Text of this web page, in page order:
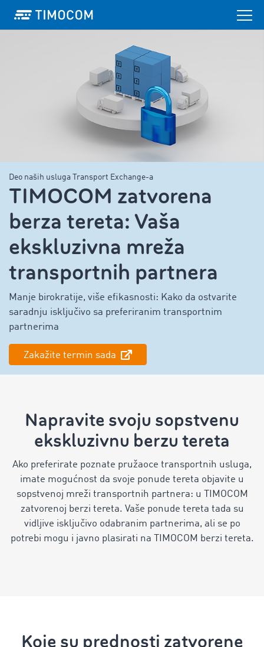
Deo naših usluga Transport Exchange-a
TIMOCOM zatvorena
berza tereta: Vaša
ekskluzivna mreža
transportnih partnera
Manje birokratije, više efikasnosti: Kako da ostvarite
saradnju isključivo sa preferiranim transportnim
partnerima
Zakažite termin sada
Napravite svoju sopstvenu
ekskluzivnu berzu tereta
Ako preferirate poznate pružaoce transportnih usluga,
imate mogućnost da svoje ponude tereta objavite u
sopstvenoj mreži transportnih partnera: u TIMOCOM
zatvorenoj berzi tereta. Vaše ponude tereta tada su
vidljive isključivo odabranim partnerima, ali se po
potrebi mogu i javno plasirati na TIMOCOM berzi tereta.
Koje su prednosti zatvorene